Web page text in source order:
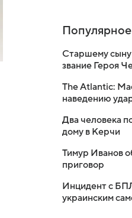
Популярное
Старшему
звание Героя
The Atlantic:
наведению
Два человека
дому в Керчи
Тимур Иванов
приговор
Инцидент с
украинским